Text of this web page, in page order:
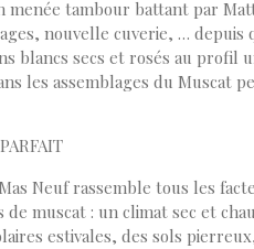
menée tambour battant par
nouvelle cuverie, … depuis
blancs secs et rosés au profil
les assemblages du Muscat
Neuf rassemble tous les
de muscat : un climat sec et
estivales, des sols